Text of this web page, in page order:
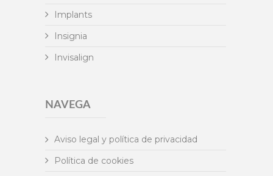
Implants
Insignia
Invisalign
NAVEGA
Aviso legal y política de privacidad
Política de cookies